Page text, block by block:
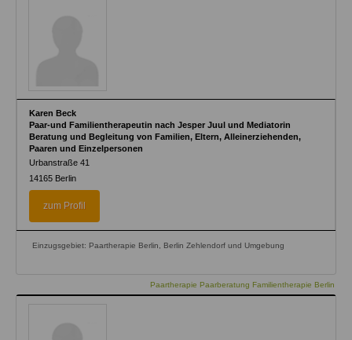
Karen Beck
Paar-und Familientherapeutin nach Jesper Juul und Mediatorin
Beratung und Begleitung von Familien, Eltern, Alleinerziehenden,
Paaren und Einzelpersonen
Urbanstraße 41
14165 Berlin
zum Profil
Einzugsgebiet: Paartherapie Berlin, Berlin Zehlendorf und Umgebung
Paartherapie Paarberatung Familientherapie Berlin